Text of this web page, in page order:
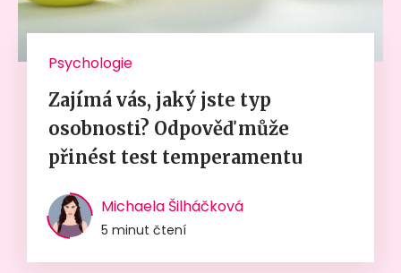
Psychologie
Zajímá vás, jaký jste typ
osobnosti? Odpověď může
přinést test temperamentu
Michaela Šilháčková
5 minut čtení